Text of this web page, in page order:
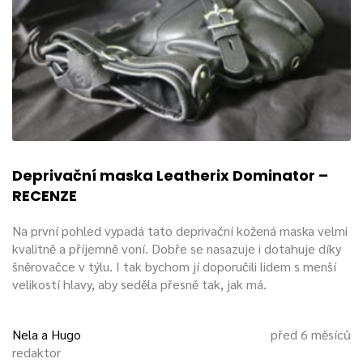
Masky s roubíky – deprivační
Bývají však kukly rovněž s očima nebo s odnímatelnou
maskou v oblastí očí, někdy i spostrojem naroubíkv
oblasti úst. Některé masky disponují zipem po celé délce
hlavy, jiné jsou ve tvaru zvířete bez detailů (ve tvaru psa,
tedy typický obrys čumáku a uši). Tyto pomůcky jsou
Takové kukly jsou doplňkem klasických
po celé délce zad (některé kombinézy už disponují vkuse s
maskou, u jiných lze masky pomocí zipu střídat).
Kukla chrání soukromí
Obecnou výhodou, pro kterou se člověk rozhoduje použít
kuklu nebo masku, je
Deprivační maska Leatherix Dominator –
RECENZE
Na první pohled vypadá tato deprivační kožená maska velmi
kvalitně a příjemně voní. Dobře se nasazuje i dotahuje díky
šněrovačce v týlu. I tak bychom jí doporučili lidem s menší
velikostí hlavy, aby seděla přesně tak, jak má.
Nela a Hugo
redaktor
před 6 měsíců